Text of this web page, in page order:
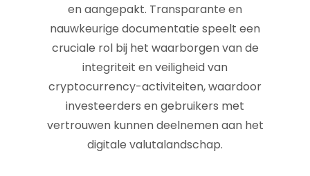
en aangepakt. Transparante en
nauwkeurige documentatie speelt een
cruciale rol bij het waarborgen van de
integriteit en veiligheid van
cryptocurrency-activiteiten, waardoor
investeerders en gebruikers met
vertrouwen kunnen deelnemen aan het
digitale valutalandschap.